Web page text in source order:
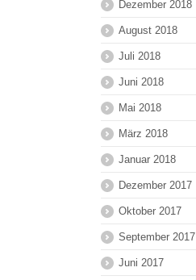
Dezember 2018
August 2018
Juli 2018
Juni 2018
Mai 2018
März 2018
Januar 2018
Dezember 2017
Oktober 2017
September 2017
Juni 2017